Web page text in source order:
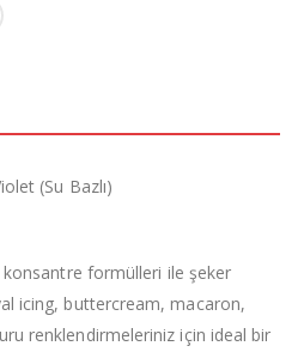
(Su Bazlı)
konsantre formülleri ile şeker
icing, buttercream, macaron,
renklendirmeleriniz için ideal bir